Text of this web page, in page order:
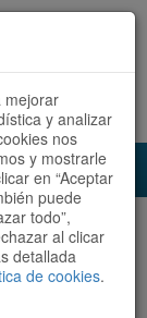
Español | Català
Más recientes
mejorar
y analizar
nos
y mostrarle
en “Aceptar
puede
todo”,
al clicar
detallada
de cookies.